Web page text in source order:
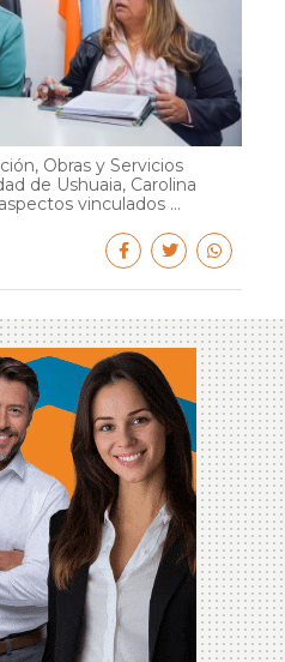
Obras y Servicios
de Ushuaia, Carolina
vinculados ...